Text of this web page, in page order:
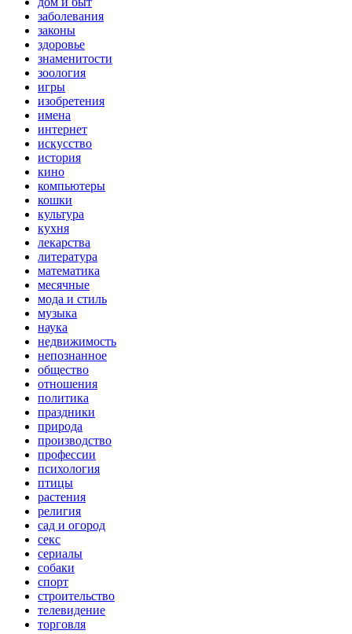
заболевания
законы
здоровье
знаменитости
зоология
игры
изобретения
имена
интернет
искусство
история
кино
компьютеры
кошки
культура
кухня
лекарства
литература
математика
месячные
мода и стиль
музыка
наука
недвижимость
непознанное
общество
отношения
политика
праздники
природа
производство
профессии
психология
птицы
растения
религия
сад и огород
секс
сериалы
собаки
спорт
строительство
телевидение
торговля